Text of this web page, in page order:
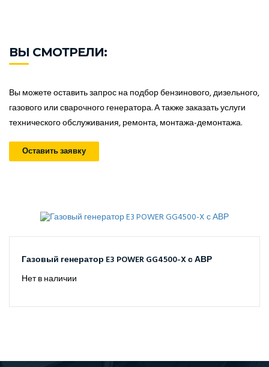
ВЫ СМОТРЕЛИ:
Вы можете оставить запрос на подбор бензинового, дизельного,
газового или сварочного генератора. А также заказать услуги
технического обслуживания, ремонта, монтажа-демонтажа.
Оставить заявку
Газовый генератор E3 POWER GG4500-X с АВР
Нет в наличии